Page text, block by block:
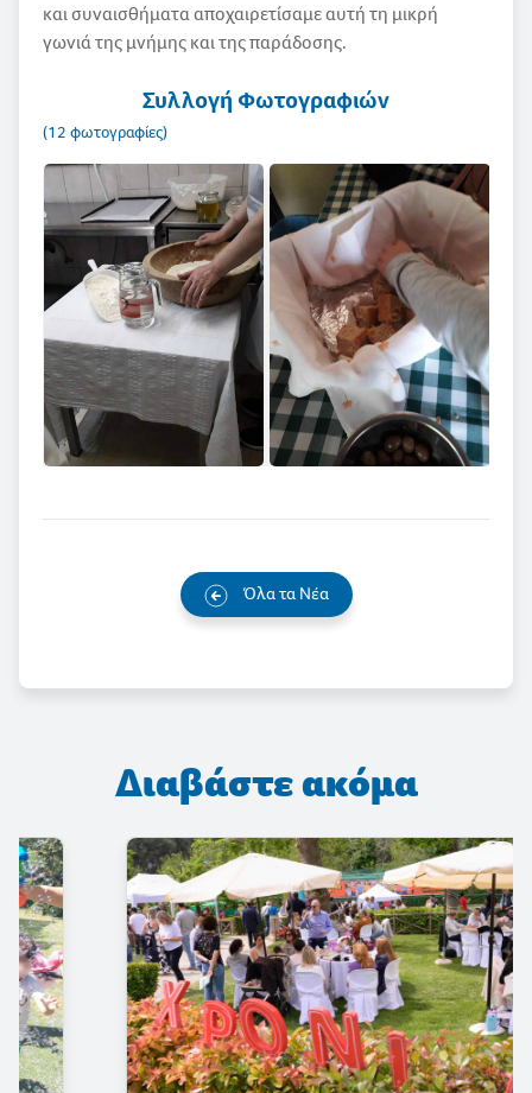
και συναισθήματα αποχαιρετίσαμε αυτή τη μικρή
γωνιά της μνήμης και της παράδοσης.
Συλλογή Φωτογραφιών
(12 φωτογραφίες)
Όλα τα Νέα
Διαβάστε ακόμα